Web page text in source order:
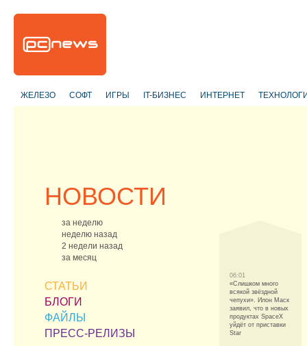
ЖЕЛЕЗО СОФТ ИГРЫ IT-БИЗНЕС ИНТЕРНЕТ
НОВОСТИ
за неделю
неделю назад
2 недели назад
за месяц
СТАТЬИ
БЛОГИ
ФАЙЛЫ
ПРЕСС-РЕЛИЗЫ
06:01
«Слишком много
всякой звёздной
чепухи». Илон Маск
заявил, что в новых
продуктах SpaceX
уйдёт от приставки
Star